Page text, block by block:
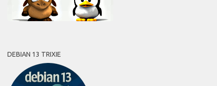
DEBIAN 13 TRIXIE